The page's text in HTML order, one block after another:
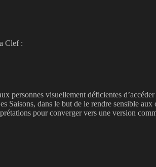
Clef :
personnes visuellement déficientes
dans le but de le rendre sensible
pour converger vers une version